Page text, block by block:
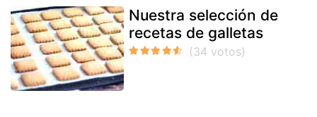
Nuestra selección de
recetas de galletas